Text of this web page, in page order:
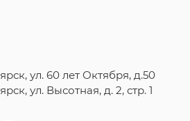
ул. 60 лет Октября, д.50
ул. Высотная, д. 2, стр. 1